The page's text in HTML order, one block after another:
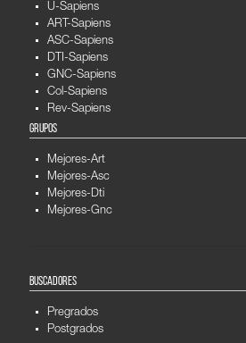
U-Sapiens
ART-Sapiens
ASC-Sapiens
DTI-Sapiens
GNC-Sapiens
Col-Sapiens
Rev-Sapiens
GRUPOS
Mejores-Art
Mejores-Asc
Mejores-Dti
Mejores-Gnc
BUSCADORES
Pregrados
Postgrados